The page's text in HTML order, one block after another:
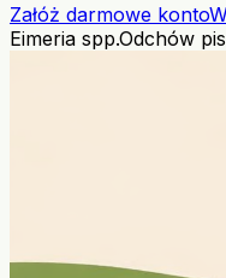
Załóż darmowe konto
Eimeria spp.Odchów